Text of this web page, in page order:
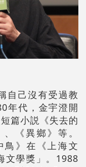
自己沒有受過教
年代，金宇澄開
篇小説《失去的
《異鄉》等。
鳥》在《上海文
文學獎」。1988